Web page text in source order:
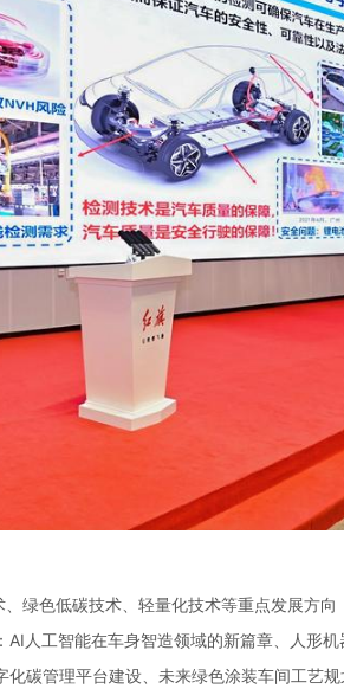
绿色低碳技术、轻量化技术等重点发展方向
AI 人工智能在车身智造领域的新篇章、人形
碳管理平台建设、未来绿色涂装车间工艺